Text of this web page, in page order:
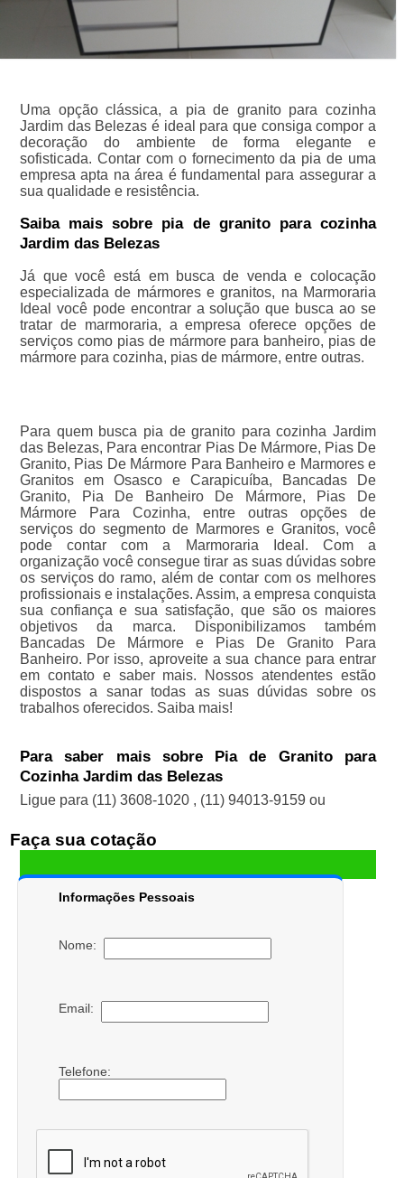
Uma opção clássica, a pia de granito para cozinha
Jardim das Belezas é ideal para que consiga compor a
decoração do ambiente de forma elegante e
sofisticada. Contar com o fornecimento da pia de uma
empresa apta na área é fundamental para assegurar a
sua qualidade e resistência.
Saiba mais sobre pia de granito para cozinha
Jardim das Belezas
Já que você está em busca de venda e colocação
especializada de mármores e granitos, na Marmoraria
Ideal você pode encontrar a solução que busca ao se
tratar de marmoraria, a empresa oferece opções de
serviços como pias de mármore para banheiro, pias de
mármore para cozinha, pias de mármore, entre outras.
Para quem busca pia de granito para cozinha Jardim
das Belezas, Para encontrar Pias De Mármore, Pias De
Granito, Pias De Mármore Para Banheiro e Marmores e
Granitos em Osasco e Carapicuíba, Bancadas De
Granito, Pia De Banheiro De Mármore, Pias De
Mármore Para Cozinha, entre outras opções de
serviços do segmento de Marmores e Granitos, você
pode contar com a Marmoraria Ideal. Com a
organização você consegue tirar as suas dúvidas sobre
os serviços do ramo, além de contar com os melhores
profissionais e instalações. Assim, a empresa conquista
sua confiança e sua satisfação, que são os maiores
objetivos da marca. Disponibilizamos também
Bancadas De Mármore e Pias De Granito Para
Banheiro. Por isso, aproveite a sua chance para entrar
em contato e saber mais. Nossos atendentes estão
dispostos a sanar todas as suas dúvidas sobre os
trabalhos oferecidos. Saiba mais!
Para saber mais sobre Pia de Granito para
Cozinha Jardim das Belezas
Ligue para (11) 3608-1020 , (11) 94013-9159 ou
Faça sua cotação
Informações Pessoais
Nome:
Email:
Telefone: